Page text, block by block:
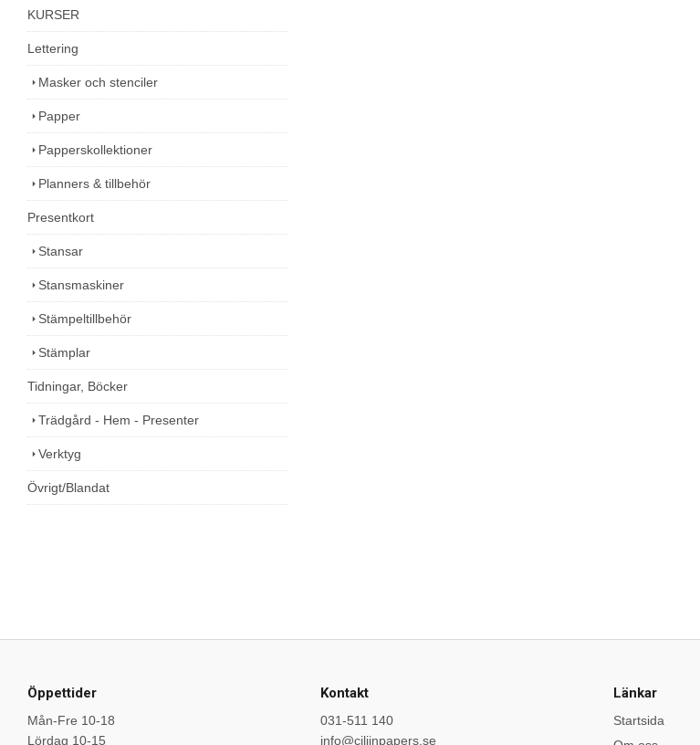
KURSER
Lettering
Masker och stenciler
Papper
Papperskollektioner
Planners & tillbehör
Presentkort
Stansar
Stansmaskiner
Stämpeltillbehör
Stämplar
Tidningar, Böcker
Trädgård - Hem - Presenter
Verktyg
Övrigt/Blandat
Öppettider
Mån-Fre 10-18
Lördag 10-15
Kontakt
031-511 140
info@ciliinpapers.se
Länkar
Startsida